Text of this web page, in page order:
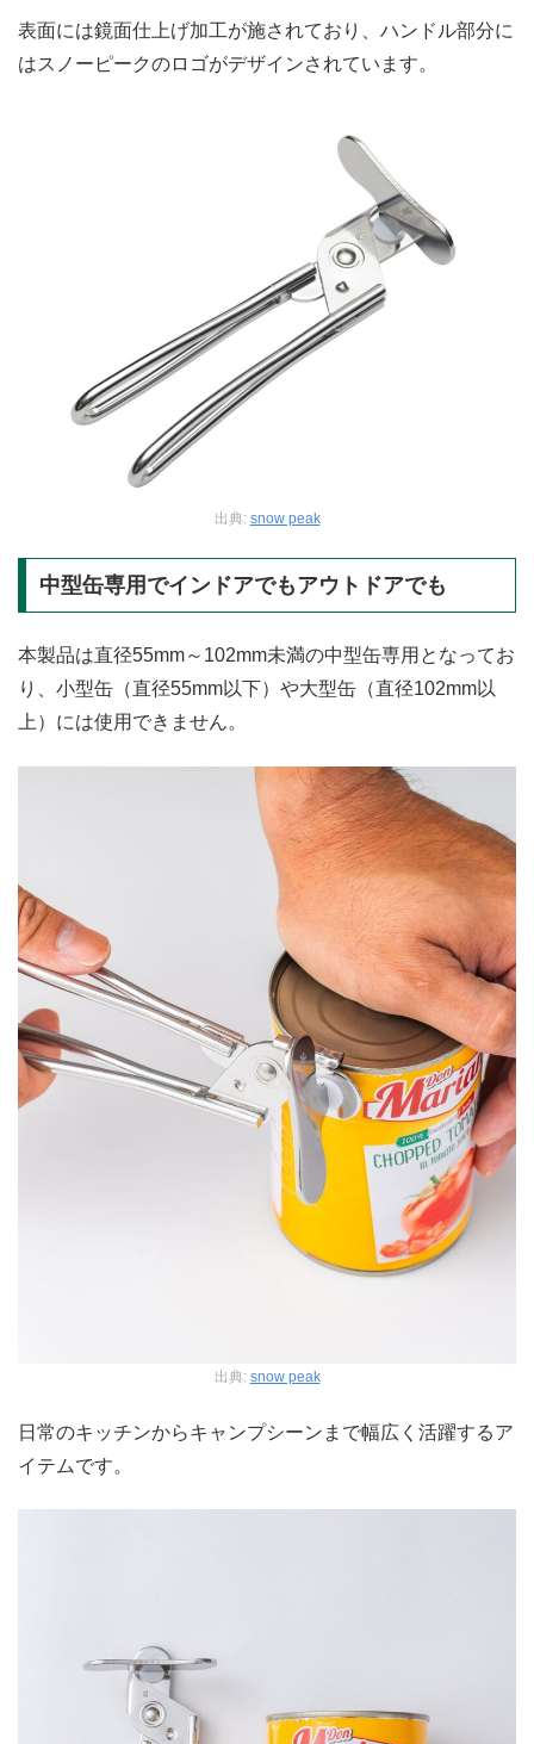
表面には鏡面仕上げ加工が施されており、ハンドル部分に
はスノーピークのロゴがデザインされています。
出典: snow peak
中型缶専用でインドアでもアウトドアでも
本製品は直径55mm～102mm未満の中型缶専用となってお
り、小型缶（直径55mm以下）や大型缶（直径102mm以
上）には使用できません。
出典: snow peak
日常のキッチンからキャンプシーンまで幅広く活躍するア
イテムです。